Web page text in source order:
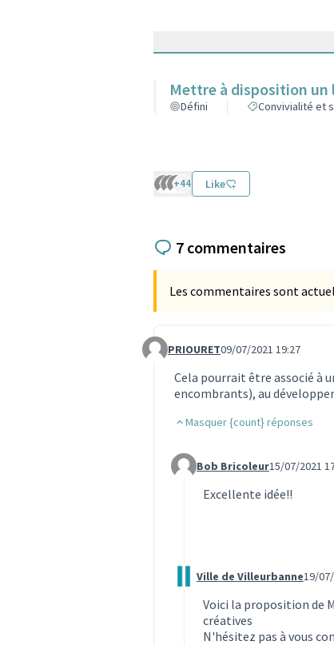
Mettre à disposition un
Défini Convivialité et
+44 Like
7 commentaires
Les commentaires sont
Commentaire 516
PRIOURET09/07/2021 19:27
Cela pourrait être associé à
encombrants), au
Masquer {count} réponses
Commentaire 621 (réponse
Bob Bricoleur15/07/2021
Excellente idée!!
Commentaire 721 (réponse
Ville de Villeurbanne19/
Voici la proposition de
créatives
N'hésitez pas à vous